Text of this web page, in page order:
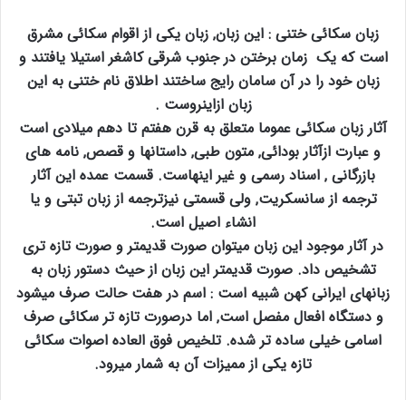
زبان سکائی ختنی : این زبان‚ زبان یکی از اقوام سکائی مشرق
است که یک زمان برختن در جنوب شرقی کاشغر استیلا یافتند و
زبان خود را در آن سامان رایج ساختند اطلاق نام ختنی به این
زبان ازاینروست .
آثار زبان سکائی عموما متعلق به قرن هفتم تا دهم میلادی است
و عبارت ازآثار بودائی‚ متون طبی‚ داستانها و قصص‚ نامه های
بازرگانی ‚ اسناد رسمی و غیر اینهاست. قسمت عمده این آثار
ترجمه از سانسکریت‚ ولی قسمتی نیزترجمه از زبان تبتی و یا
انشاء اصیل است.
در آثار موجود این زبان میتوان صورت قدیمتر و صورت تازه تری
تشخیص داد. صورت قدیمتر این زبان از حیث دستور زبان به
زبانهای ایرانی کهن شبیه است : اسم در هفت حالت صرف میشود
و دستگاه افعال مفصل است‚ اما درصورت تازه تر سکائی صرف
اسامی خیلی ساده تر شده. تلخیص فوق العاده اصوات سکائی
تازه یکی از ممیزات آن به شمار میرود.